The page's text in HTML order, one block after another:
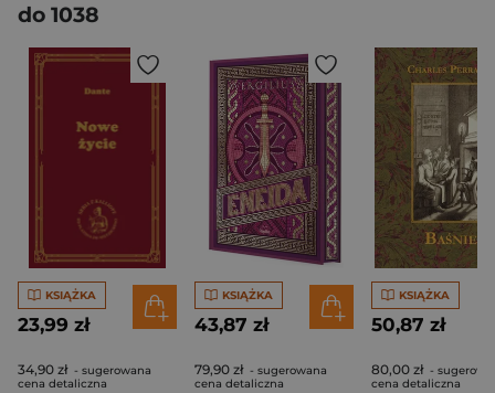
do 1038
KSIĄŻKA
23,99 zł
34,90 zł - sugerowana
cena detaliczna
KSIĄŻKA
43,87 zł
79,90 zł - sugerowana
cena detaliczna
KSIĄŻKA
50,87 zł
80,00 zł -
cena detaliczna